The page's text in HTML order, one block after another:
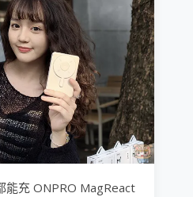
能充 ONPRO MagReact